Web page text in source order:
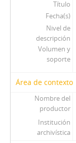
Título
Fecha(s)
Nivel de
descripción
Volumen y
soporte
Área de contexto
Nombre del
productor
Institución
archivística